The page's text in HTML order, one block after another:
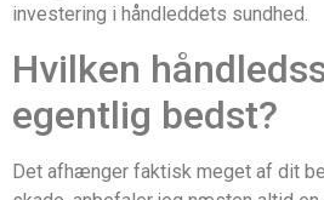
investering i håndleddets sundhed.
Hvilken
egentlig bedst?
Det afhænger faktisk meget af dit